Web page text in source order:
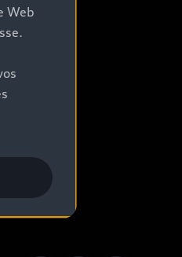
Web